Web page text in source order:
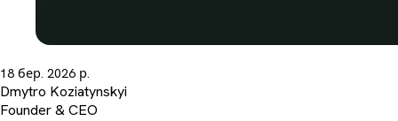
18 бер. 2026 р.
Dmytro Koziatynskyi
Founder & CEO